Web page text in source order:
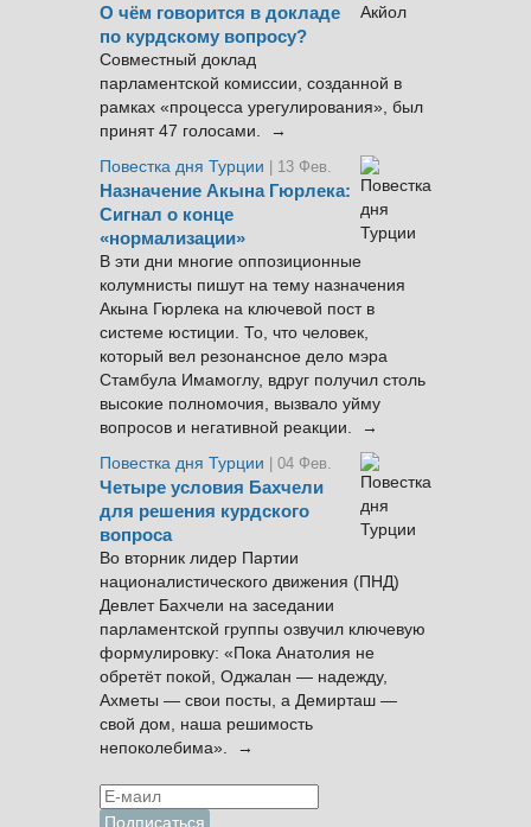
О чём говорится в докладе
по курдскому вопросу?
Совместный доклад
парламентской комиссии, созданной в
рамках «процесса урегулирования», был
принят 47 голосами. →
Повестка дня Турции
| 13 Фев.
Назначение Акына Гюрлека:
Сигнал о конце
«нормализации»
В эти дни многие оппозиционные
колумнисты пишут на тему назначения
Акына Гюрлека на ключевой пост в
системе юстиции. То, что человек,
который вел резонансное дело мэра
Стамбула Имамоглу, вдруг получил столь
высокие полномочия, вызвало уйму
вопросов и негативной реакции. →
Повестка дня Турции
| 04 Фев.
Четыре условия Бахчели
для решения курдского
вопроса
Во вторник лидер Партии
националистического движения (ПНД)
Девлет Бахчели на заседании
парламентской группы озвучил ключевую
формулировку: «Пока Анатолия не
обретёт покой, Оджалан — надежду,
Ахметы — свои посты, а Демирташ —
свой дом, наша решимость
непоколебима». →